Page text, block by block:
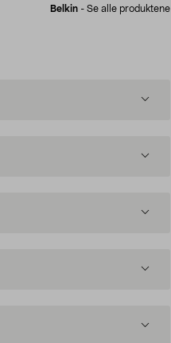
Belkin - Se alle produktene